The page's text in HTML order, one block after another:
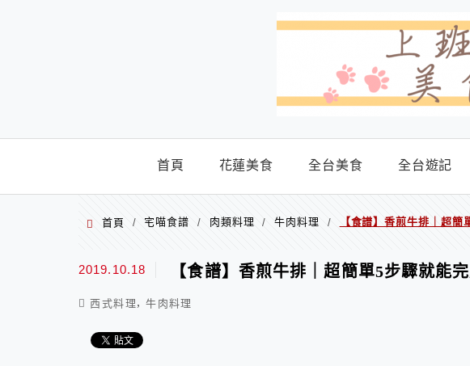
首頁 花蓮美食 全台美食 全台遊記
首頁 / 宅喵食譜 / 肉類料理 / 牛肉料理 / 【食譜】香煎牛排｜超
2019.10.18 【食譜】香煎牛排｜超簡單5步驟就能
西式料理 ,牛肉料理